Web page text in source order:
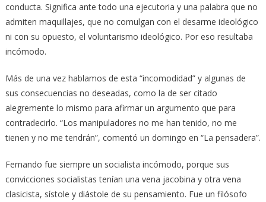
conducta. Significa ante todo una ejecutoria y una palabra que no
admiten maquillajes, que no comulgan con el desarme ideológico
ni con su opuesto, el voluntarismo ideológico. Por eso resultaba
incómodo.
Más de una vez hablamos de esta “incomodidad” y algunas de
sus consecuencias no deseadas, como la de ser citado
alegremente lo mismo para afirmar un argumento que para
contradecirlo. “Los manipuladores no me han tenido, no me
tienen y no me tendrán”, comentó un domingo en “La pensadera”.
Fernando fue siempre un socialista incómodo, porque sus
convicciones socialistas tenían una vena jacobina y otra vena
clasicista, sístole y diástole de su pensamiento. Fue un filósofo